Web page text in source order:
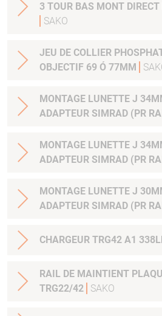
3 TOUR BAS MONT
SAKO
JEU DE COLLIER
OBJECTIF 69 Ó 77MM
MONTAGE LUNETTE J
ADAPTEUR SIMRAD (PR
MONTAGE LUNETTE J
ADAPTEUR SIMRAD (PR
MONTAGE LUNETTE J
ADAPTEUR SIMRAD (PR
CHARGEUR
RAIL DE MAINTIENT
TRG22/42
SAKO